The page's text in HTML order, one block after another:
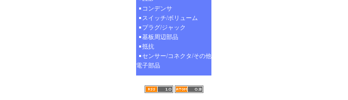
コンデンサ
スイッチ/ボリューム
プラグ/ジャック
基板周辺部品
抵抗
センサー/コネクタ/その他
電子部品